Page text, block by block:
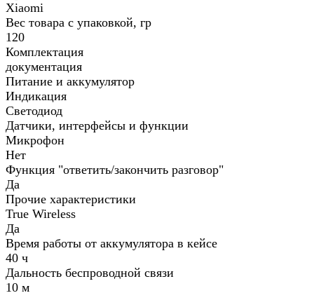
Xiaomi
Вес товара с упаковкой, гр
120
Комплектация
документация
Питание и аккумулятор
Индикация
Светодиод
Датчики, интерфейсы и функции
Микрофон
Нет
Функция "ответить/закончить разговор"
Да
Прочие характеристики
True Wireless
Да
Время работы от аккумулятора в кейсе
40 ч
Дальность беспроводной связи
10 м